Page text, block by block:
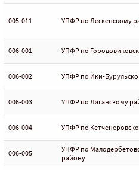
005-011 УПФР по Лескенскому
006-001 УПФР по
006-002 УПФР по Ики-
006-003 УПФР по Лаганскому
006-004 УПФР по
006-005
УПФР по
району